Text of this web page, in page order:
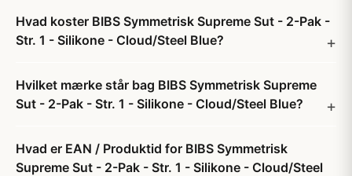
Hvad koster BIBS Symmetrisk Supreme Sut - 2-Pak -
Str. 1 - Silikone - Cloud/Steel Blue?
Hvilket mærke står bag BIBS Symmetrisk Supreme
Sut - 2-Pak - Str. 1 - Silikone - Cloud/Steel Blue?
Hvad er EAN / Produktid for BIBS Symmetrisk
Supreme Sut - 2-Pak - Str. 1 - Silikone - Cloud/Steel